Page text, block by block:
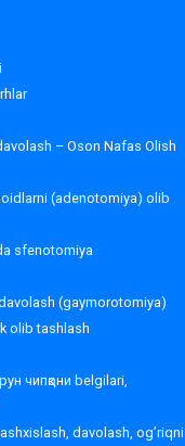
– Oson Nafas Olish
(adenotomiya) olib
sfenotomiya
(gaymorotomiya)
olib tashlash
чипқони belgilari,
davolash, og’riqni